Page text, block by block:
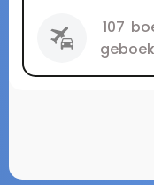
107